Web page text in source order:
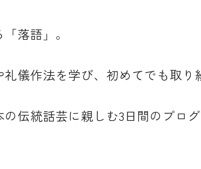
落語」。
儀作法を学び、初めてでも取り
伝統話芸に親しむ3日間のプログ